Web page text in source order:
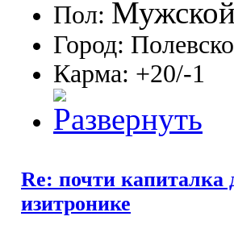
Пол:
Город:
Карма: +20/-1
Re: почти капиталка
изитронике